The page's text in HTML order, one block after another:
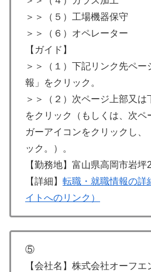
＞＞（５）工場機器保守
＞＞（６）オペレーター
【ガイド】
＞＞（１）下記リンク先ペ
報」をクリック。
＞＞（２）次ページ上部又は
をクリック（もしくは、次ペ
ガーアイコンをクリックし、
ック。）。
【勤務地】富山県高岡市岩坪
【詳細】 転職・就職情報の詳
イトへのリンク）
⑤
【会社名】株式会社オーフエ